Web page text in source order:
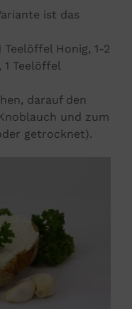
ist das
Teelöffel Honig, 1-2
Teelöffel
darauf den
und zum
getrocknet).